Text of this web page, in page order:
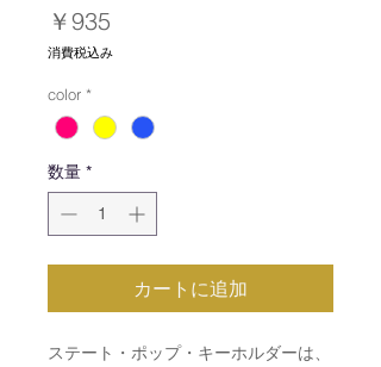
￥935
格
消費税込み
color *
数量 *
カートに追加
ステート・ポップ・キーホルダーは、